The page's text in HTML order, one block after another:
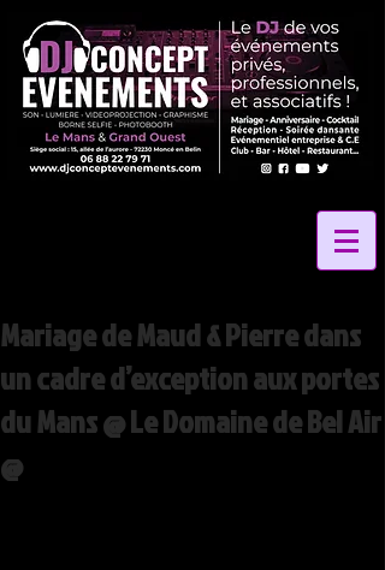
Mariage de Maud & Pierre dans
un cadre d’exception aux portes
du Mans @ Le Domaine de Bel Air
@